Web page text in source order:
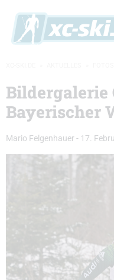
Bildergalerie
Bayerischer
Mario Felgenhauer - 17.